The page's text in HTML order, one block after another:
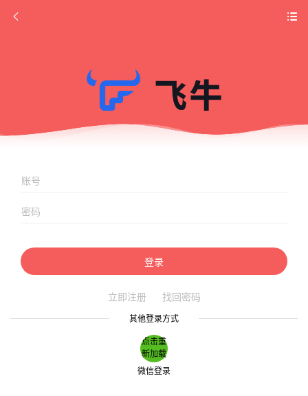
登录
立即注册 找回密码
其他登录方式
点击重
新加载
微信登录